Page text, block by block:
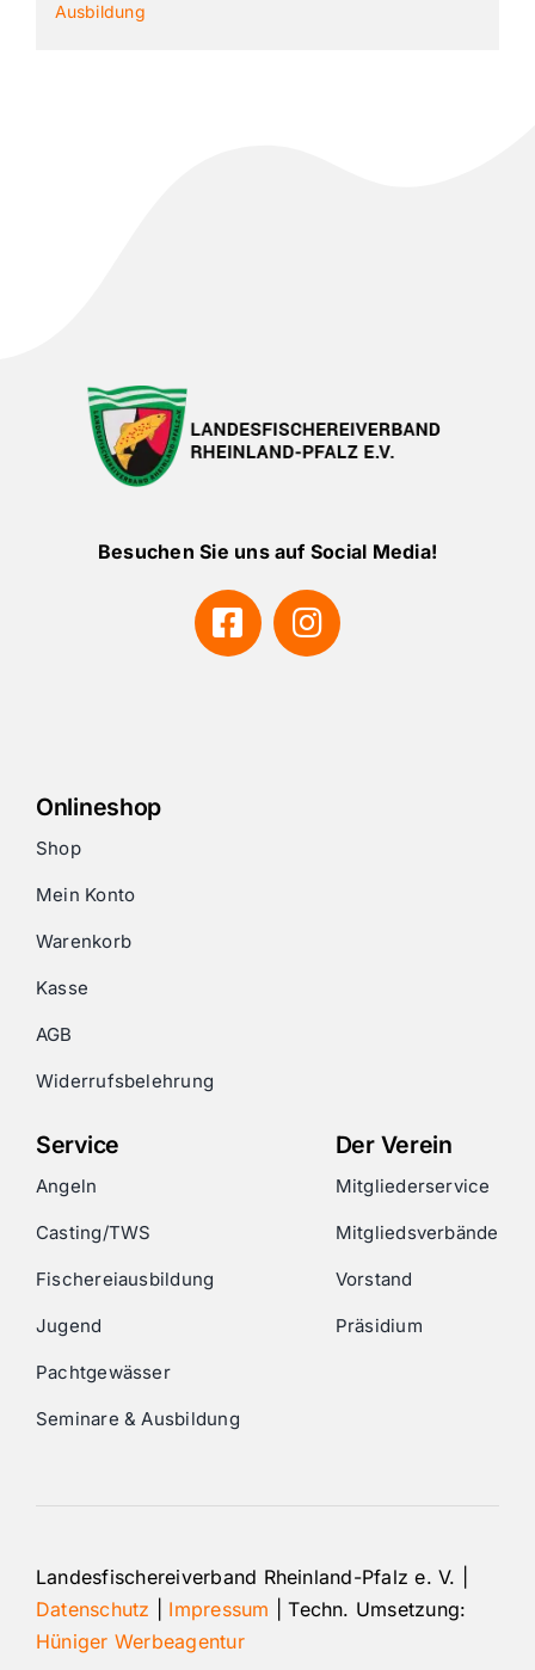
Ausbildung
Besuchen Sie uns auf Social Media!
Onlineshop
Shop
Mein Konto
Warenkorb
Kasse
AGB
Widerrufsbelehrung
Service
Angeln
Casting/TWS
Fischereiausbildung
Jugend
Pachtgewässer
Seminare & Ausbildung
Der Verein
Mitgliederservice
Mitgliedsverbände
Vorstand
Präsidium
Landesfischereiverband Rheinland-Pfalz e. V. |
Datenschutz
Impressum | Techn. Umsetzung:
Hüniger Werbeagentur